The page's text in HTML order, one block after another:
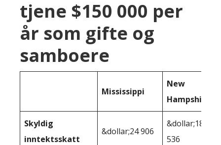
tjene $150 000 per
år som gifte og
samboere
Mississippi
New
Hampshire
Skyldig
inntektsskatt
&dollar;24 906
&dollar;18
536